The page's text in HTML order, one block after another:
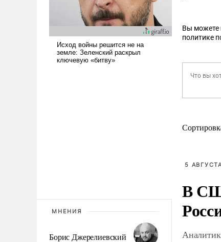
МНЕНИЯ
Борис Джерелиевский
Вы можете
политике
5
В